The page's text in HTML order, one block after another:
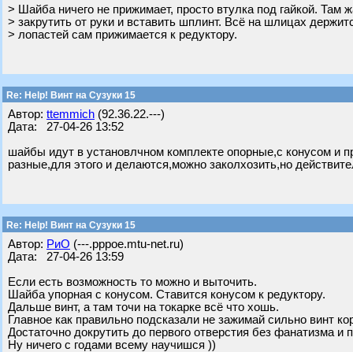
> Шайба ничего не прижимает, просто втулка под гайкой. Там
> закрутить от руки и вставить шплинт. Всё на шлицах
> лопастей сам прижимается к редуктору.
Re: Help! Винт на Сузуки 15
Автор: ttemmich (92.36.22.---)
Дата: 27-04-26 13:52
шайбы идут в установлчном комплекте опорные,с конусом и
разные,для этого и делаются,можно заколхозить,но
Re: Help! Винт на Сузуки 15
Автор: РиО (---.pppoe.mtu-net.ru)
Дата: 27-04-26 13:59
Если есть возможность то можно и выточить.
Шайба упорная с конусом. Ставится конусом к редуктору.
Дальше винт, а там точи на токарке всё что хошь.
Главное как правильно подсказали не зажимай сильно винт
Достаточно докрутить до первого отверстия без фанатизма и
Ну ничего с годами всему научишся ))